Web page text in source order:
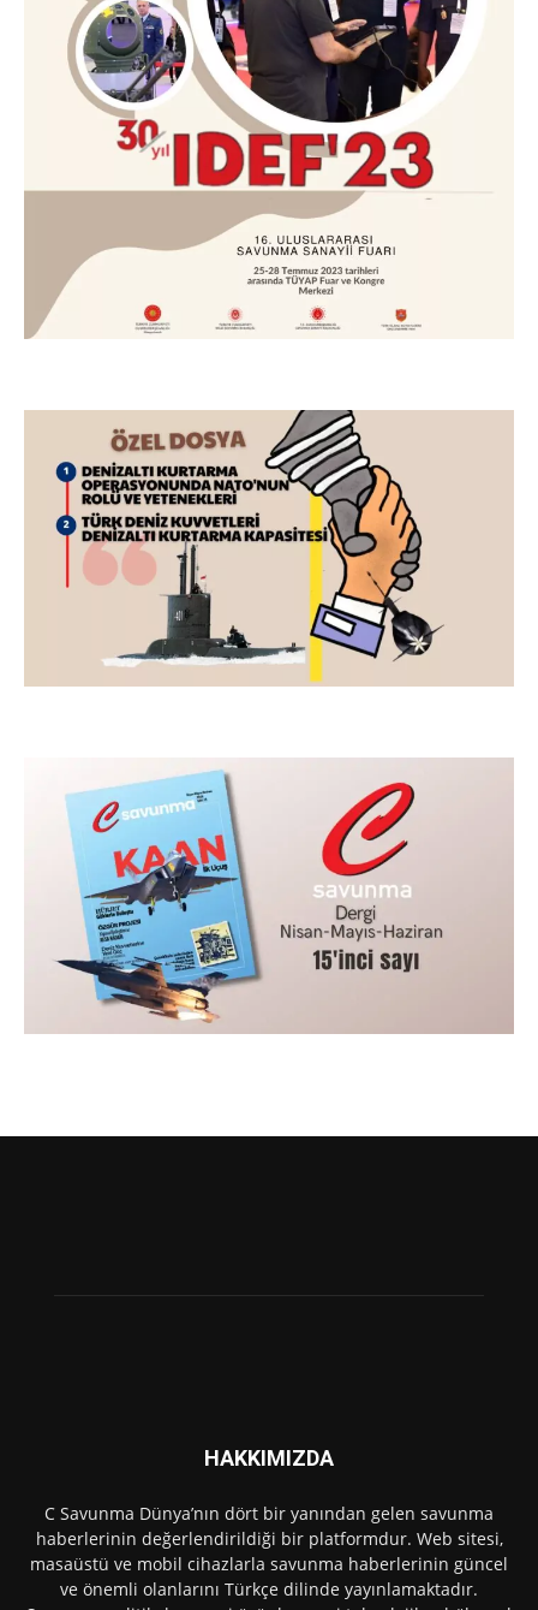
HAKKIMIZDA
C Savunma Dünya’nın dört bir yanından gelen savunma
haberlerinin değerlendirildiği bir platformdur. Web sitesi,
masaüstü ve mobil cihazlarla savunma haberlerinin güncel
ve önemli olanlarını Türkçe dilinde yayınlamaktadır.